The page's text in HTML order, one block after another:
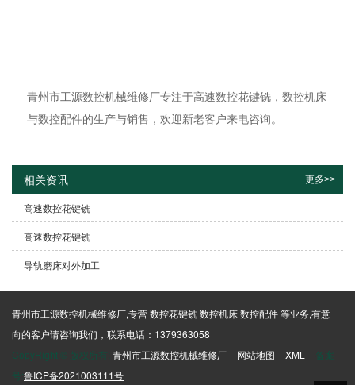
青州市工源数控机械维修厂专注于高速数控花键铣，数控机床
与数控配件的生产与销售，欢迎新老客户来电咨询。
相关资讯 更多>>
高速数控花键铣
高速数控花键铣
导轨磨床对外加工
青州市工源数控机械维修厂,专营 数控花键铣 数控机床 数控配件 等业务,有意
向的客户请咨询我们，联系电话：1379363058
CopyRight © 版权所有: 青州市工源数控机械维修厂 网站地图 XML
备案
号:鲁ICP备2021003111号